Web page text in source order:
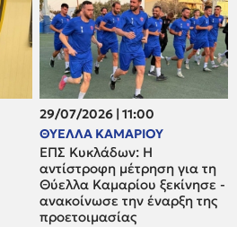
29/07/2026 | 11:00
ΘΥΕΛΛΑ ΚΑΜΑΡΙΟΥ
ΕΠΣ Κυκλάδων: Η
αντίστροφη μέτρηση για τη
Θύελλα Καμαρίου ξεκίνησε -
ανακοίνωσε την έναρξη της
προετοιμασίας